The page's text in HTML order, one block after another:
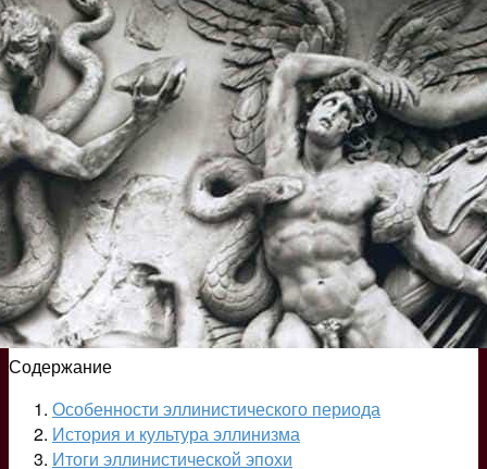
Содержание
Особенности эллинистического периода
История и культура эллинизма
Итоги эллинистической эпохи